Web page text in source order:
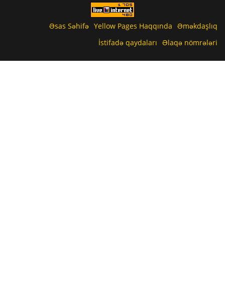
Əsas Səhifə Yellow Pages Haqqında Əməkdaşlıq
İstifadə qaydaları Əlaqə nömrələri